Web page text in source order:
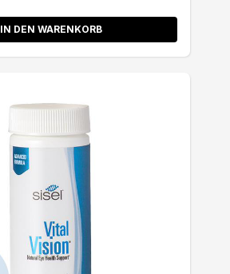
IN DEN WARENKORB